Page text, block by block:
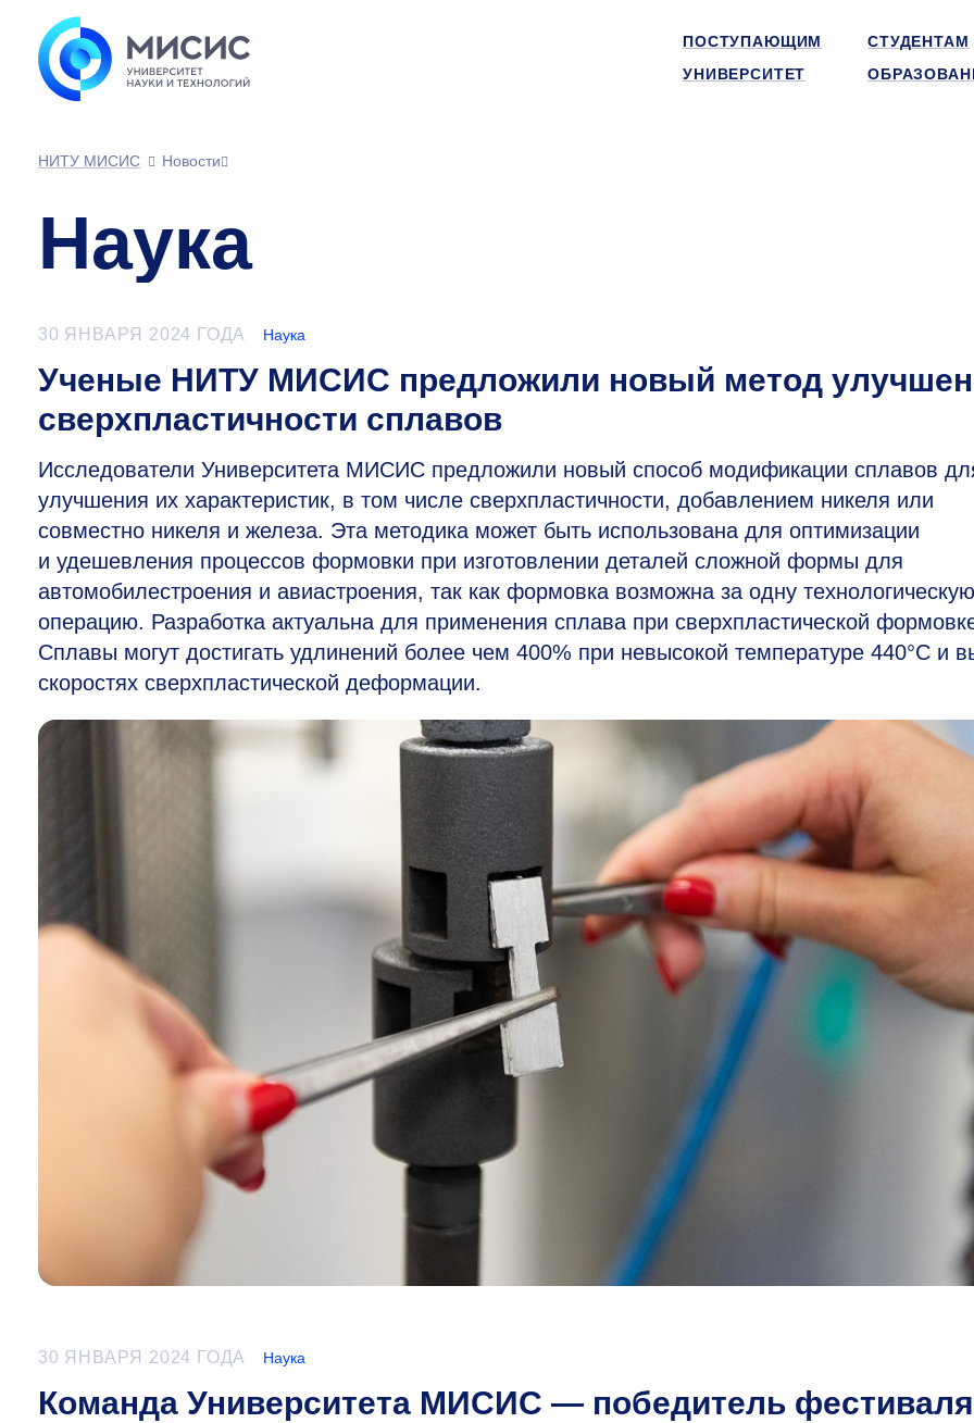
ПОСТУПАЮЩИМ
СТУДЕНТАМ
УНИВЕРСИТЕТ
НИТУ МИСИС Новости
Наука
30 ЯНВАРЯ 2024 ГОДА Наука
Ученые НИТУ МИСИС предложили новый метод
сверхпластичности сплавов
Исследователи Университета МИСИС предложили новый способ модификации сплавов
улучшения их характеристик, в том числе сверхпластичности, добавлением никеля или
совместно никеля и железа. Эта методика может быть использована для оптимизации
и удешевления процессов формовки при изготовлении деталей сложной формы для
автомобилестроения и авиастроения, так как формовка возможна за одну технологическую
операцию. Разработка актуальна для применения сплава при сверхпластической
Сплавы могут достигать удлинений более чем 400% при невысокой температуре 440°C и
скоростях сверхпластической деформации.
30 ЯНВАРЯ 2024 ГОДА Наука
Команда Университета МИСИС — победитель фестиваля